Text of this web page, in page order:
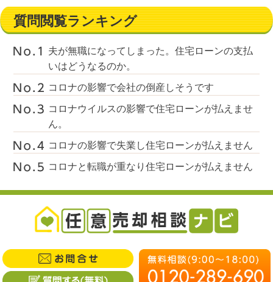
質問閲覧ランキング
夫が無職になってしまった。住宅ローンの支払
いはどうなるのか。
コロナの影響で会社の倒産しそうです
コロナウイルスの影響で住宅ローンが払えませ
ん。
コロナの影響で失業し住宅ローンが払えません
コロナと転職が重なり住宅ローンが払えません